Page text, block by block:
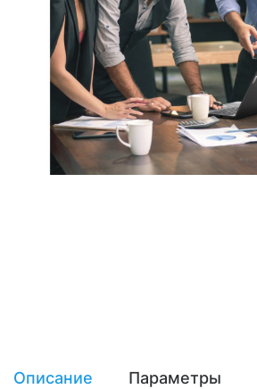
Описание Параметры